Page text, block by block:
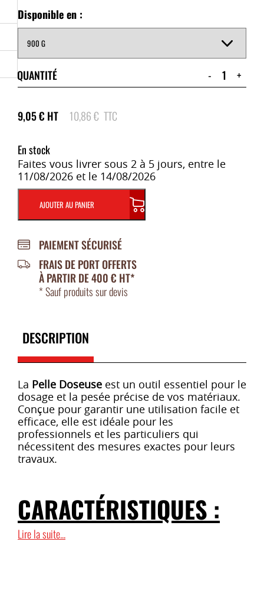
Disponible en :
QUANTITÉ - +
9,05€ HT 10,86€ TTC
En stock
Faites vous livrer sous 2 à 5 jours, entre le
11/08/2026 et le 14/08/2026
AJOUTER AU PANIER
PAIEMENT SÉCURISÉ
FRAIS DE PORT OFFERTS
À PARTIR DE 400 € HT*
* Sauf produits sur devis
DESCRIPTION
La Pelle Doseuse est un outil essentiel pour le
dosage et la pesée précise de vos matériaux.
Conçue pour garantir une utilisation facile et
efficace, elle est idéale pour les
professionnels et les particuliers qui
nécessitent des mesures exactes pour leurs
travaux.
CARACTÉRISTIQUES :
Lire la suite...